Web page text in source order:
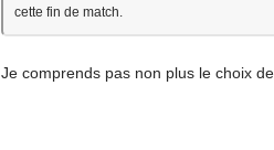
cette fin de match.
Je comprends pas non plus le choix